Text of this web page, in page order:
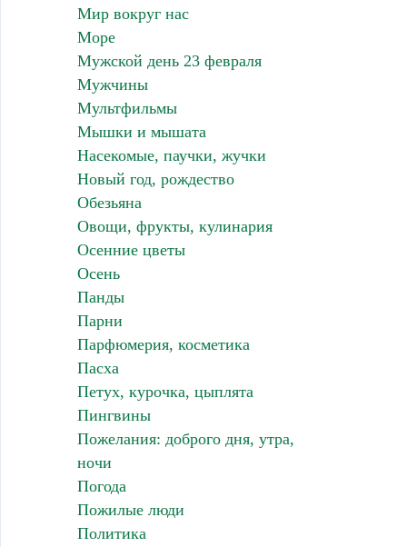
Мир вокруг нас
Море
Мужской день 23 февраля
Мужчины
Мультфильмы
Мышки и мышата
Насекомые, паучки, жучки
Новый год, рождество
Обезьяна
Овощи, фрукты, кулинария
Осенние цветы
Осень
Панды
Парни
Парфюмерия, косметика
Пасха
Петух, курочка, цыплята
Пингвины
Пожелания: доброго дня, утра,
ночи
Погода
Пожилые люди
Политика